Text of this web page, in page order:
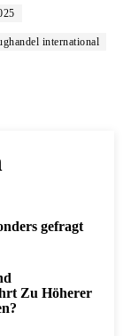
international
gefragt
Zu Höherer